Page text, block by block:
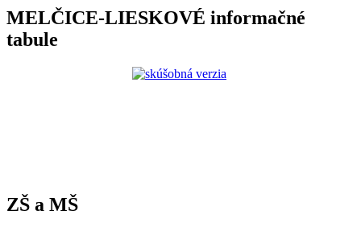
MELČICE-LIESKOVÉ informačné
tabule
ZŠ a MŠ